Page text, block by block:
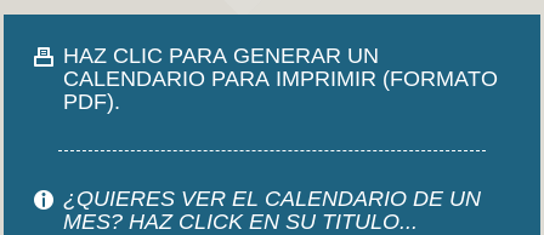
HAZ CLIC PARA GENERAR UN
CALENDARIO PARA IMPRIMIR (FORMATO
PDF).
¿QUIERES VER EL CALENDARIO DE UN
MES? HAZ CLICK EN SU TITULO...